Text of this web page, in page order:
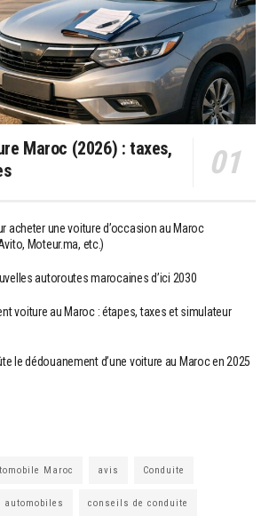
Maroc (2026) : taxes,
acheter une voiture d’occasion au Maroc
Moteur.ma, etc.)
autoroutes marocaines d’ici 2030
voiture au Maroc : étapes, taxes et simulateur
le dédouanement d’une voiture au Maroc en 2025
Maroc avis Conduite
conseils de conduite